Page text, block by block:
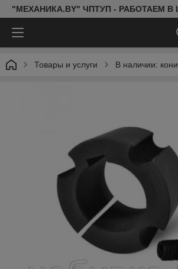
"МЕХАНИКА.BY" ЧПТУП - РАБОТАЕМ
Товары и услуги В наличии: